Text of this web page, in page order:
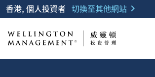
香港, 個人投資者 切換至其他網站 chevron_right